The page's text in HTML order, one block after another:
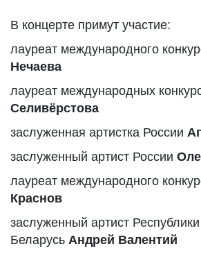
В концерте примут участие:
лауреат международного
Нечаева
лауреат международных
Селивёрстова
заслуженная артистка России
заслуженный артист России
лауреат международного
Краснов
заслуженный артист Республики
Беларусь Андрей Валентий